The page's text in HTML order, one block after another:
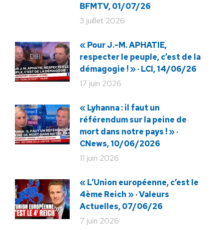
BFMTV, 01/07/26
3 juillet 2026
« Pour J.-M. APHATIE,
respecter le peuple, c’est de la
démagogie ! » · LCI, 14/06/26
17 juin 2026
« Lyhanna : il faut un
référendum sur la peine de
mort dans notre pays ! » ·
CNews, 10/06/2026
11 juin 2026
« L’Union européenne, c’est le
4ème Reich » · Valeurs
Actuelles, 07/06/26
7 juin 2026